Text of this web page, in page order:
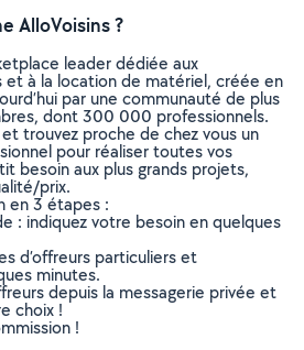
AlloVoisins ?
leader dédiée aux
et à la location de matériel, créée en
par une communauté de plus
dont 300 000 professionnels.
trouvez proche de chez vous un
pour réaliser toutes vos
besoin aux plus grands projets,
prix.
en 3 étapes :
: indiquez votre besoin en quelques
d’offreurs particuliers et
minutes.
depuis la messagerie privée et
choix !
!